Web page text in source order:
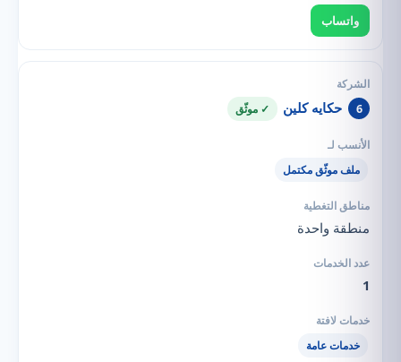
واتساب
6 حكايه كلين ✓ موثّق
ملف موثّق مكتمل
منطقة واحدة
1
خدمات عامة